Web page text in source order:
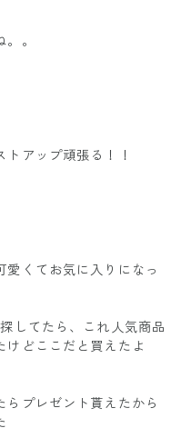
。
トアップ頑張る！！
くてお気に入りになっ
してたら、これ人気商品
けどここだと買えたよ
らプレゼント貰えたから